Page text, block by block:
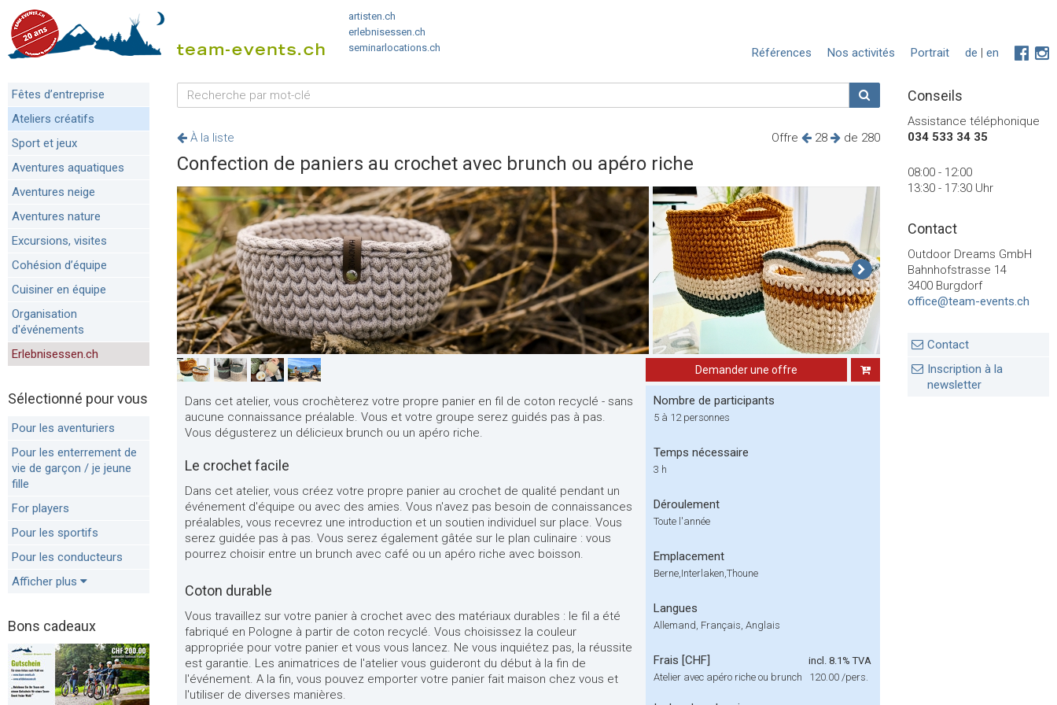
artisten.ch
erlebnisessen.ch
seminarlocations.ch
de | en
Portrait
Nos activités
Références
Fêtes d’entreprise
Ateliers créatifs
Sport et jeux
Aventures aquatiques
Aventures neige
Aventures nature
Excursions, visites
Cohésion d’équipe
Cuisiner en équipe
Organisation
d'événements
Erlebnisessen.ch
Sélectionné pour vous
Pour les aventuriers
Pour les enterrement de
vie de garçon / je jeune
fille
For players
Pour les sportifs
Pour les conducteurs
Afficher plus
Bons cadeaux
Offre 28 de 280
À la liste
Confection de paniers au crochet avec brunch ou apéro riche
Demander une offre
Dans cet atelier, vous crochèterez votre propre panier en fil de coton recyclé - sans
aucune connaissance préalable. Vous et votre groupe serez guidés pas à pas.
Vous dégusterez un délicieux brunch ou un apéro riche.
Le crochet facile
Dans cet atelier, vous créez votre propre panier au crochet de qualité pendant un
événement d'équipe ou avec des amies. Vous n'avez pas besoin de connaissances
préalables, vous recevrez une introduction et un soutien individuel sur place. Vous
serez guidée pas à pas. Vous serez également gâtée sur le plan culinaire : vous
pourrez choisir entre un brunch avec café ou un apéro riche avec boisson.
Coton durable
Vous travaillez sur votre panier à crochet avec des matériaux durables : le fil a été
fabriqué en Pologne à partir de coton recyclé. Vous choisissez la couleur
appropriée pour votre panier et vous vous lancez. Ne vous inquiétez pas, la réussite
est garantie. Les animatrices de l'atelier vous guideront du début à la fin de
l'événement. A la fin, vous pouvez emporter votre panier fait maison chez vous et
l'utiliser de diverses manières.
Nombre de participants
5 à 12 personnes
Temps nécessaire
3 h
Déroulement
Toute l'année
Emplacement
Berne,Interlaken,Thoune
Langues
Allemand, Français, Anglais
Frais [CHF]
incl. 8.1% TVA
Atelier avec apéro riche ou brunch
120.00 /pers.
Conseils
Assistance téléphonique
034 533 34 35
08:00 - 12:00
13:30 - 17:30 Uhr
Contact
Outdoor Dreams GmbH
Bahnhofstrasse 14
3400 Burgdorf
office@team-events.ch
Contact
Inscription à la
newsletter